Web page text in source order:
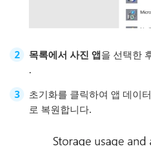
목록에서 사진 앱을 선택한
.
초기화를 클릭하여 앱 데이
로 복원합니다.